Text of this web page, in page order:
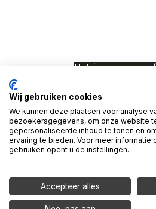
Heb je een vraag of
024-388 8500
© 2026 Access
Het
Wij gebruiken cookies
We kunnen deze plaatsen voor analyse
bezoekersgegevens, om onze website
gepersonaliseerde inhoud te tonen en
ervaring te bieden. Voor meer informatie
gebruiken opent u de instellingen.
Accepteer alles